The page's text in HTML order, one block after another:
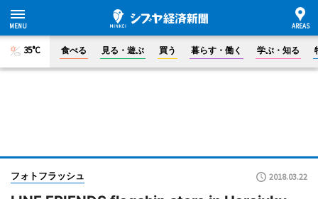
35°C 食べる 見る・遊ぶ 買う 暮らす・働く 学ぶ・知る
フォトフラッシュ 2018.03.22